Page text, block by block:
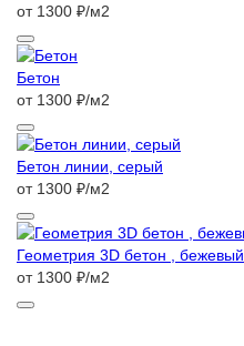
от 1300 ₽/м2
Бетон
от 1300 ₽/м2
Бетон линии, серый
от 1300 ₽/м2
Геометрия 3D бетон , бежевый
от 1300 ₽/м2